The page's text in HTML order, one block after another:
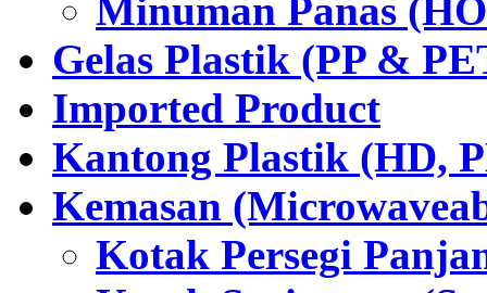
Minuman Panas
Gelas Plastik (PP &
Imported Product
Kantong Plastik (HD,
Kemasan
Kotak Persegi